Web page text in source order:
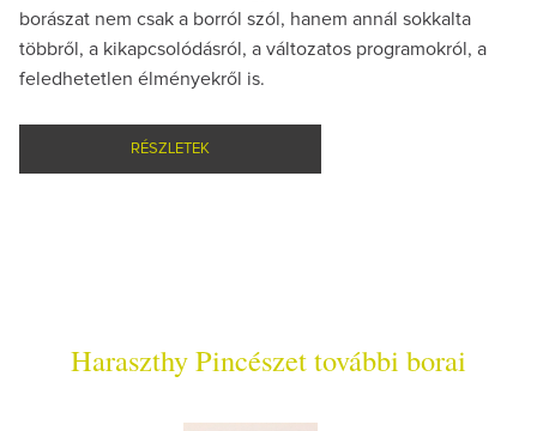
borászat nem csak a borról szól, hanem annál sokkalta
többről, a kikapcsolódásról, a változatos programokról, a
feledhetetlen élményekről is.
RÉSZLETEK
Haraszthy Pincészet további borai